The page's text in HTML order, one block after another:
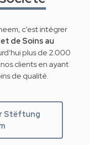
c’est intégrer
de Soins au
plus de 2.000
clients en ayant
de qualité.
Stëftung